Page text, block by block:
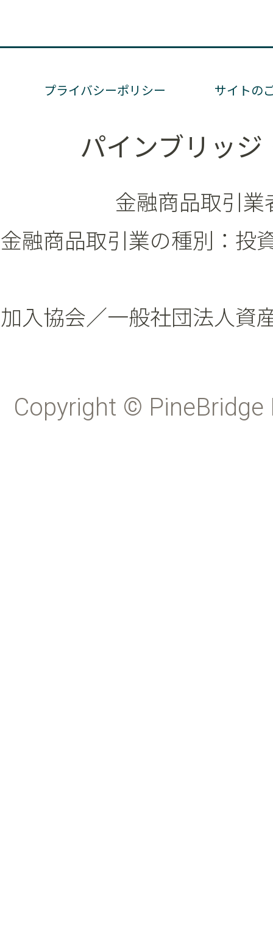
プライバシーポリシー サイトの
パインブリッ
金融商品取引
金融商品取引業の種別：投
加入協会／一般社団法人資
Copyright ©